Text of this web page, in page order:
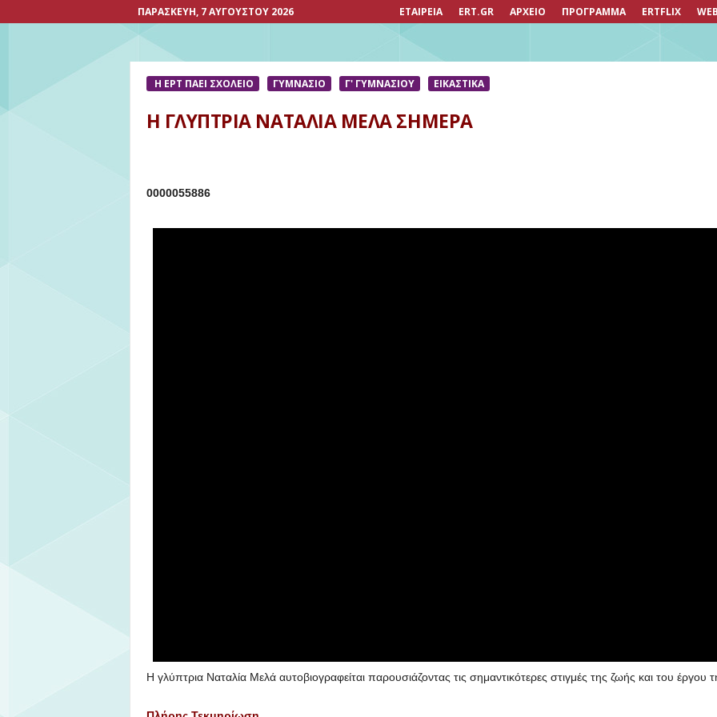
ΠΑΡΑΣΚΕΥΉ, 7 ΑΥΓΟΎΣΤΟΥ 2026 ΕΤΑΙΡΕΙΑ ERT.GR ΑΡΧΕΙΟ ΠΡΟΓΡΑΜΜΑ ERTFLIX
Η ΕΡΤ ΠΑΕΙ ΣΧΟΛΕΙΟ ΓΥΜΝΑΣΙΟ Γ' ΓΥΜΝΑΣΙΟΥ ΕΙΚΑΣΤΙΚΆ
Η ΓΛΥΠΤΡΙΑ ΝΑΤΑΛΙΑ ΜΕΛΑ ΣΗΜΕΡΑ
0000055886
Η γλύπτρια Ναταλία Μελά αυτοβιογραφείται παρουσιάζοντας τις σημαντικότερες στιγμές της ζωής και του έργου